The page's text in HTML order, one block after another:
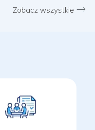
Zobacz wszystkie